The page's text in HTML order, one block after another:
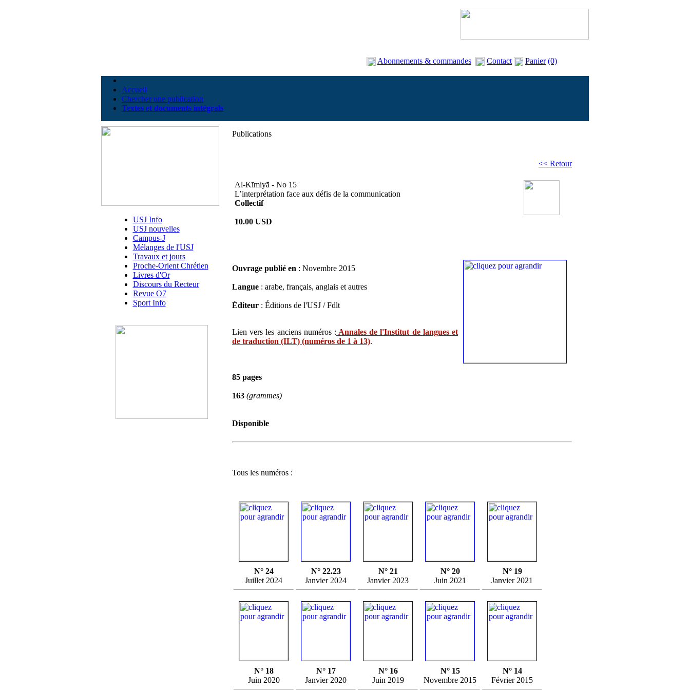
Abonnements & commandes Contact Panier (0)
Accueil
Chercher une publication
Textes et documents intégrals
USJ Info
USJ nouvelles
Campus-J
Mélanges de l'USJ
Travaux et jours
Proche-Orient Chrétien
Livres d'Or
Discours du Recteur
Revue O7
Sport Info
Publications
<< Retour
Al-Kīmiyā - No 15
L’interprétation face aux défis de la communication
Collectif
10.00 USD
Ouvrage publié en : Novembre 2015
Langue : arabe, français, anglais et autres
Éditeur : Éditions de l'USJ / Fdlt
Lien vers les anciens numéros : Annales de l'Institut de langues et
de traduction (ILT) (numéros de 1 à 13).
85 pages
163 (grammes)
Disponible
Tous les numéros :
N° 24
Juillet 2024
N° 22.23
Janvier 2024
N° 21
Janvier 2023
N° 20
Juin 2021
N° 19
Janvier 2021
N° 18
Juin 2020
N° 17
Janvier 2020
N° 16
Juin 2019
N° 15
Novembre 2015
N° 14
Février 2015